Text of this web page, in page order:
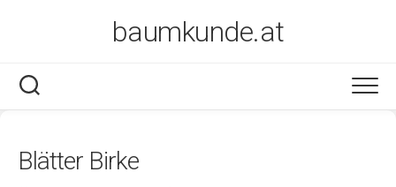
baumkunde.at
Blätter Birke